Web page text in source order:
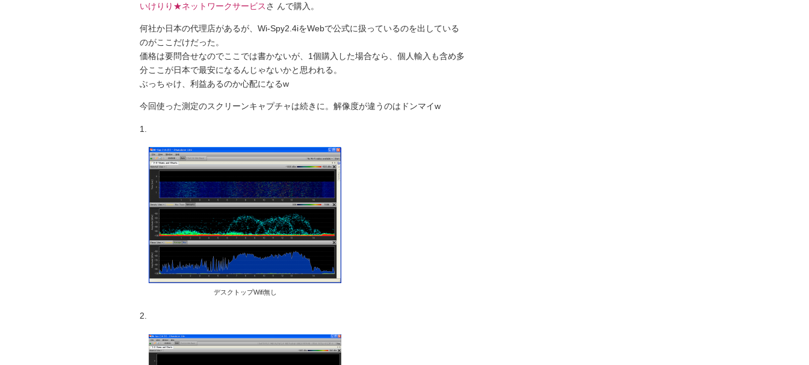
いけりり★ネットワークサービスさ んで購入。
何社か日本の代理店があるが、Wi-Spy2.4iをWebで公式に扱っているのを出している
のがここだけだった。
価格は要問合せなのでここでは書かないが、1個購入した場合なら、個人輸入も含め多
分ここが日本で最安になるんじゃないかと思われる。
ぶっちゃけ、利益あるのか心配になるw
今回使った測定のスクリーンキャプチャは続きに。解像度が違うのはドンマイw
1.
デスクトップWifi無し
2.